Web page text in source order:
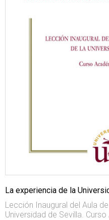
La experiencia de la
Lección Inaugural del Aula
Universidad de Sevilla.